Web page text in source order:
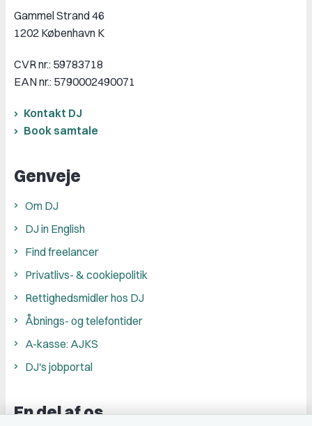
Gammel Strand 46
1202 København K
CVR nr.: 59783718
EAN nr.: 5790002490071
Kontakt DJ
Book samtale
Genveje
Om DJ
DJ in English
Find freelancer
Privatlivs- & cookiepolitik
Rettighedsmidler hos DJ
Åbnings- og telefontider
A-kasse: AJKS
DJ's jobportal
En del af os